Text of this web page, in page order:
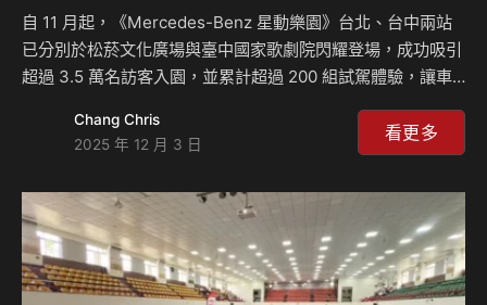
自 11 月起，《Mercedes-Benz 星動樂園》台北、台中兩站
已分別於松菸文化廣場與臺中國家歌劇院閃耀登場，成功吸引
超過 3.5 萬名訪客入園，並累計超過 200 組試駕體驗，讓車
Mercedes-Benz 星動樂園－高雄站，將於 12/5（五）至
12/7（日）盛大壓軸，於高雄流行音樂中心海風廣場帶來全台
浸式互動體驗園區、多款 Mercedes-Benz 車型試駕體驗。邀
請所有車迷與民眾在港灣夜色與海風相伴下，共度今年最難
忘、最寵粉的一場年度派對。 壓軸登場｜寵粉星光派對 人氣
樂團現…
Chang Chris
2025 年 12 月 3 日
看更多